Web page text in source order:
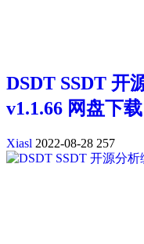
DSDT SSDT 开
v1.1.66 网盘下载
Xiasl 2022-08-28 257